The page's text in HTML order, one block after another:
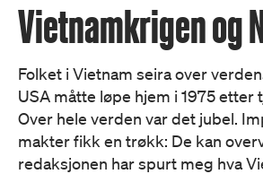
Vietnamkrigen og
Folket i Vietnam seira over
USA måtte løpe hjem i 1975 etter
Over hele verden var det jubel.
makter fikk en trøkk: De kan
redaksjonen har spurt meg hva